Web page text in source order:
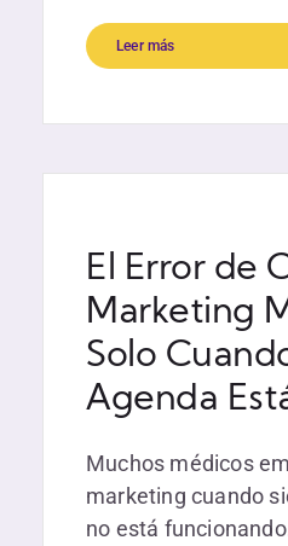
Leer más
El Error de
Marketing
Solo
Agenda
Muchos médicos
marketing cuando
no está